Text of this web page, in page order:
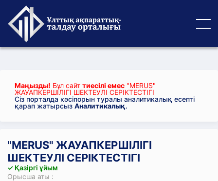
Маңызды! Бұл сайт тиесілі емес "MERUS"
ЖАУАПКЕРШІЛІГІ ШЕКТЕУЛІ СЕРІКТЕСТІГІ
Сіз порталда кәсіпорын туралы аналитикалық есепті
қарап жатырсыз Аналитикалық.
"MERUS" ЖАУАПКЕРШІЛІГІ
ШЕКТЕУЛІ СЕРІКТЕСТІГІ
✓ Қазіргі ұйым
Орысша аты :